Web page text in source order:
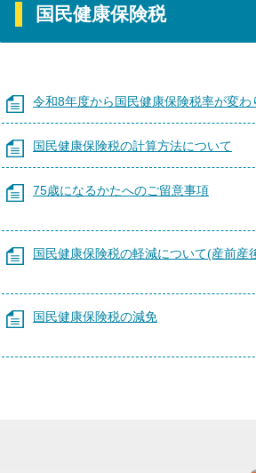
国民健康保険税
令和8年度から国民健康保険税率が変わ
国民健康保険税の計算方法について
75歳になるかたへのご留意事項
国民健康保険税の軽減について(産前産
国民健康保険税の減免